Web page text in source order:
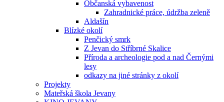
Občanská vybavenost
Zahradnické práce, údržba zeleně
Aldašín
Blízké okolí
Penčický smrk
Z Jevan do Stříbrné Skalice
Příroda a archeologie pod a nad Černými
lesy
odkazy na jiné stránky z okolí
Projekty
Mateřská škola Jevany